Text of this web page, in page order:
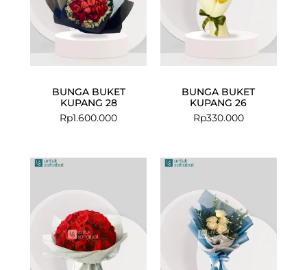
BUNGA BUKET
KUPANG 28
Rp1.600.000
BUNGA BUKET
KUPANG 26
Rp330.000